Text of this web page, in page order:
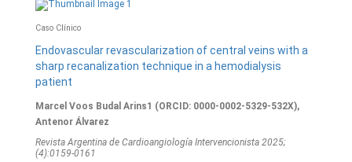
Caso Clínico
Endovascular revascularization of central veins with a
sharp recanalization technique in a hemodialysis
patient
Marcel Voos Budal Arins1 (ORCID: 0000-0002-5329-532X),
Antenor Álvarez
Revista Argentina de Cardioangiologí­a Intervencionista 2025;
(4):0159-0161